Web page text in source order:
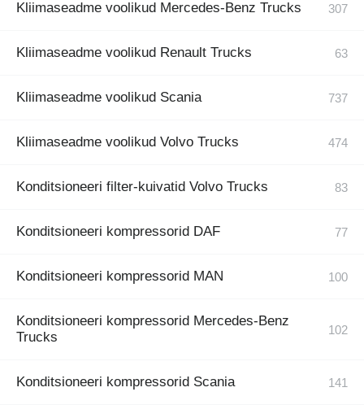
Kliimaseadme voolikud Mercedes-Benz Trucks
Kliimaseadme voolikud Renault Trucks
Kliimaseadme voolikud Scania
Kliimaseadme voolikud Volvo Trucks
Konditsioneeri filter-kuivatid Volvo Trucks
Konditsioneeri kompressorid DAF
Konditsioneeri kompressorid MAN
Konditsioneeri kompressorid Mercedes-Benz
Trucks
Konditsioneeri kompressorid Scania